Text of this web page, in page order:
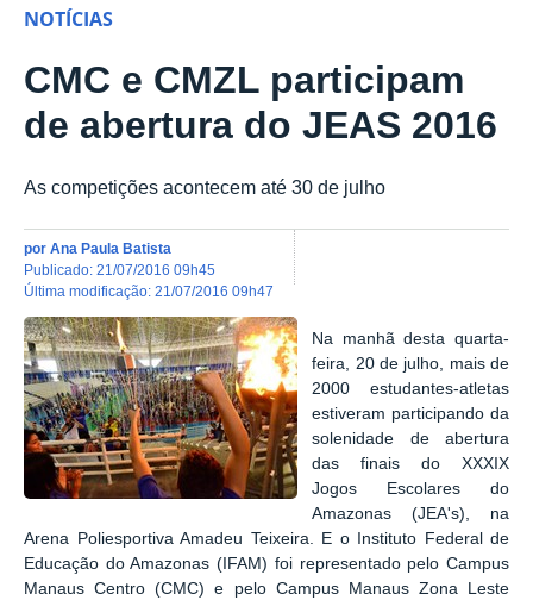
NOTÍCIAS
CMC e CMZL participam
de abertura do JEAS 2016
As competições acontecem até 30 de julho
por Ana Paula Batista
publicado: 21/07/2016 09h45
última modificação: 21/07/2016 09h47
Na manhã desta quarta-
feira, 20 de julho, mais de
2000 estudantes-atletas
estiveram participando da
solenidade de abertura
das finais do XXXIX
Jogos Escolares do
Amazonas (JEA's), na
Arena Poliesportiva Amadeu Teixeira. E o Instituto Federal de
Educação do Amazonas (IFAM) foi representado pelo Campus
Manaus Centro (CMC) e pelo Campus Manaus Zona Leste